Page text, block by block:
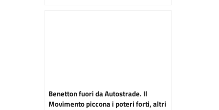
Benetton fuori da Autostrade. Il
Movimento piccona i poteri forti, altri